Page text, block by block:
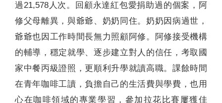
過21,578人次。回顧永達紅包愛捐助過的個案，阿
修父母離異，與爺爺、奶奶同住。奶奶因病過世，
爺爺也因工作時間長無力照顧阿修。阿修接受機構
的輔導，穩定就學、逐步建立對人的信任，考取國
家中餐丙級證照，更順利升學就讀高職。課餘時間
在青年咖啡工讀，負擔自己的生活費與學費，也用
心在咖啡領域的專業學習，參加拉花比賽屢獲佳